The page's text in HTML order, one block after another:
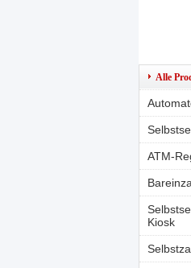
Alle
ATM-
Kiosk